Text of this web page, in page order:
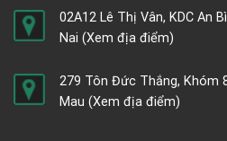
02A12 Lê Thị Vân, KDC An
Nai (Xem địa điểm)
279 Tôn Đức Thắng, Khóm
Mau (Xem địa điểm)